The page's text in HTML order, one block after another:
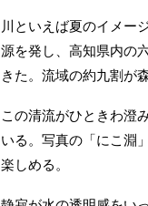
川といえば夏のイメー
源を発し、高知県内の
きた。流域の約九割が
この清流がひときわ澄
いる。写真の「にこ淵
楽しめる。